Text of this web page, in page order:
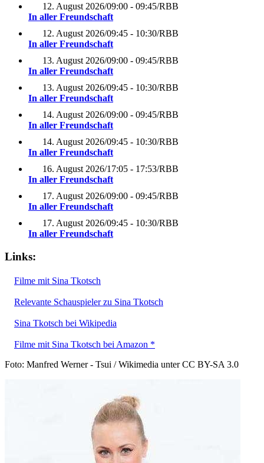
12. August 2026/09:00 - 09:45/RBB
In aller Freundschaft
12. August 2026/09:45 - 10:30/RBB
In aller Freundschaft
13. August 2026/09:00 - 09:45/RBB
In aller Freundschaft
13. August 2026/09:45 - 10:30/RBB
In aller Freundschaft
14. August 2026/09:00 - 09:45/RBB
In aller Freundschaft
14. August 2026/09:45 - 10:30/RBB
In aller Freundschaft
16. August 2026/17:05 - 17:53/RBB
In aller Freundschaft
17. August 2026/09:00 - 09:45/RBB
In aller Freundschaft
17. August 2026/09:45 - 10:30/RBB
In aller Freundschaft
Links:
Filme mit Sina Tkotsch
Relevante Schauspieler zu Sina Tkotsch
Sina Tkotsch bei Wikipedia
Filme mit Sina Tkotsch bei Amazon *
Foto: Manfred Werner - Tsui / Wikimedia unter CC BY-SA 3.0